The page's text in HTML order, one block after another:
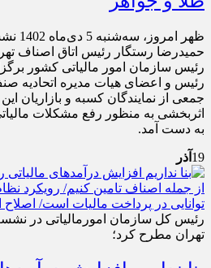
ظهر
حمیدرضا رستگار رئیس اتاق اصناف
رئیس سازمان امور مالیاتی کشور
رئیس و اعضای هیات مدیره اتحادیه
جمعی از نمایندگان کسبه و بازاریان
اثربخشی به منظور رفع مشکلات
به دست آمد.
19 آذر
رئیس کل سازمان امورمالیاتی در
تهران مطرح کرد؛